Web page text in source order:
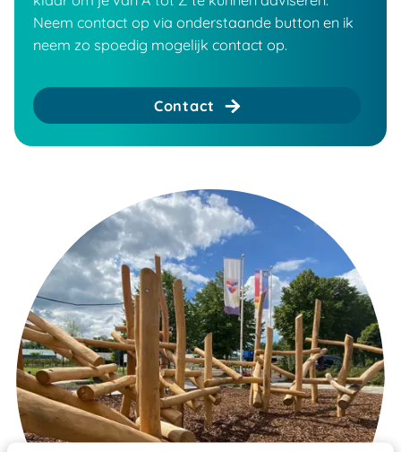
Neem contact op via onderstaande button en ik
neem zo spoedig mogelijk contact op.
Contact